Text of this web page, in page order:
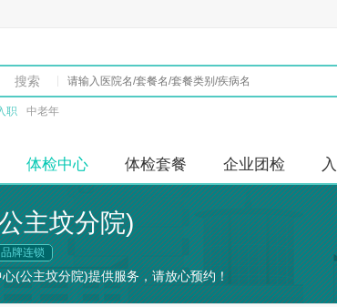
搜索
职 中老年
体检中心 体检套餐 企业团检
主坟分院)
品牌连锁
(公主坟分院)提供服务，请放心预约！